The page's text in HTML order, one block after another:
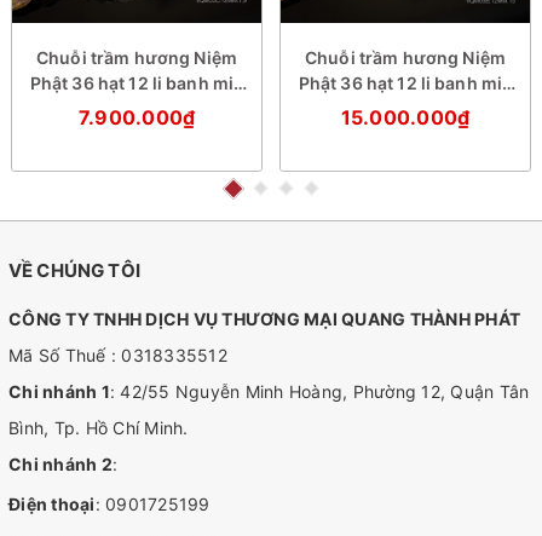
Chuỗi trầm hương Niệm
Phật 36 hạt 12 li banh mix
đá trắng
7.900.000₫
Chuỗi trầm hương Niệm
Phật 36 hạt 12 li banh mix
đá xanh
15.000.000₫
VỀ CHÚNG TÔI
CÔNG TY TNHH DỊCH VỤ THƯƠNG MẠI QUANG THÀNH PHÁT
Mã Số Thuế : 0318335512
Chi nhánh 1: 42/55 Nguyễn Minh Hoàng, Phường 12, Quận Tân
Bình, Tp. Hồ Chí Minh.
Chi nhánh 2:
Điện thoại: 0901725199